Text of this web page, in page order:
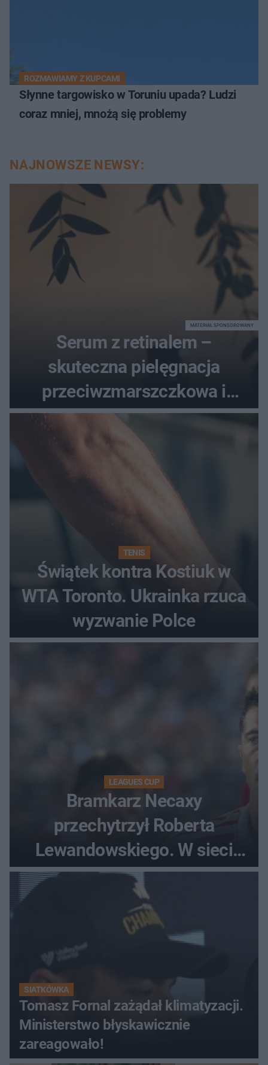
ROZMAWIAMY Z KUPCAMI
Słynne targowisko w Toruniu upada? Ludzi
coraz mniej, mnożą się problemy
NAJNOWSZE NEWSY:
Serum z retinalem –
skuteczna pielęgnacja
przeciwzmarszczkowa i
regenerująca
MATERIAŁ SPONSOROWANY
TENIS
Świątek kontra Kostiuk w
WTA Toronto. Ukrainka rzuca
wyzwanie Polce
LEAGUES CUP
Bramkarz Necaxy
przechytrzył Roberta
Lewandowskiego. W sieci
krąży wideo z tego pojedynku
SIATKÓWKA
Tomasz Fornal zażądał klimatyzacji.
Ministerstwo błyskawicznie
zareagowało!